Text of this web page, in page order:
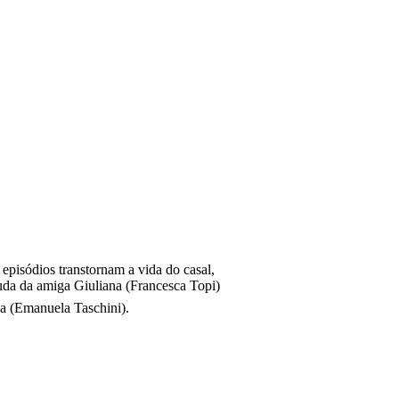
transtornam a vida do casal,
da amiga Giuliana (Francesca Topi)
(Emanuela Taschini).